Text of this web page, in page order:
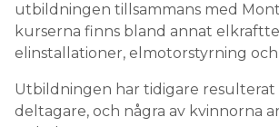
utbildningen tillsammans med
kurserna finns bland annat
elinstallationer, elmotorstyrning och
Utbildningen har tidigare resulterat
deltagare, och några av kvinnorna